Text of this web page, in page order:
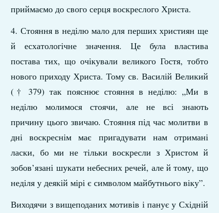
приймаємо до свого серця воскреслого Христа.
4. Стояння в неділю мало для перших християн ще
й есхатологічне значення. Це була властива
постава тих, що очікували великого Гостя, тобто
нового приходу Христа. Тому св. Василій Великий
(† 379) так пояснює стояння в неділю: „Ми в
неділю молимося стоячи, але не всі знають
причину цього звичаю. Стояння під час молитви в
дні воскреснім має пригадувати нам отримані
ласки, бо ми не тільки воскресли з Христом й
зобов’язані шукати небесних речей, але й тому, що
неділя у деякій мірі є символом майбутнього віку”.
Виходячи з вищеподаних мотивів і панує у Східній